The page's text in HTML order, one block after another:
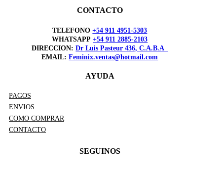
CONTACTO
TELEFONO+54 911 4951-5303
WHATSAPP+54 911 2885-2103
DIRECCION:Dr Luis Pasteur 436, C.A.B.A
EMAIL:Feminix.ventas@hotmail.com
AYUDA
PAGOS
ENVIOS
COMO COMPRAR
CONTACTO
SEGUINOS